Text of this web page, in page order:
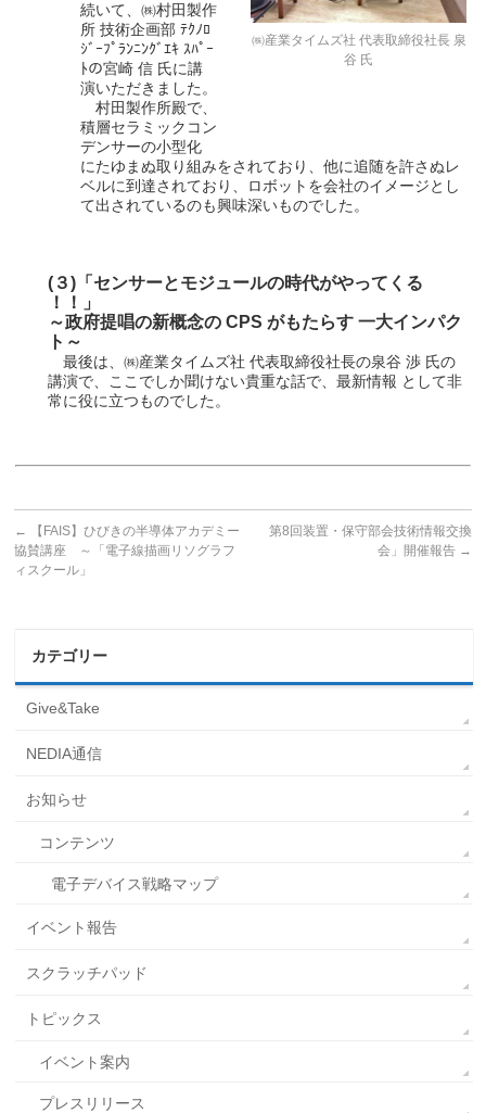
㈱産業タイムズ社 代表取締役社長 泉
谷 氏
続いて、㈱村田製作
所 技術企画部 ﾃｸﾉﾛ
ｼﾞｰﾌﾟﾗﾝﾆﾝｸﾞｴｷ ｽﾊﾟｰ
ﾄの宮崎 信 氏に講
演いただきました。
村田製作所殿で、
積層セラミックコン
デンサーの小型化
にたゆまぬ取り組みをされており、他に追随を許さぬレ
ベルに到達されており、ロボットを会社のイメージとし
て出されているのも興味深いものでした。
(３)「センサーとモジュールの時代がやってくる
！！」
～政府提唱の新概念の CPS がもたらす 一大インパク
ト～
最後は、㈱産業タイムズ社 代表取締役社長の泉谷 渉 氏の
講演で、ここでしか聞けない貴重な話で、最新情報 として非
常に役に立つものでした。
←
【FAIS】ひびきの半導体アカデミー
協賛講座 ～「電子線描画リソグラフ
ィスクール」
第8回装置・保守部会技術情報交換
会」開催報告 →
カテゴリー
Give&Take
NEDIA通信
お知らせ
コンテンツ
電子デバイス戦略マップ
イベント報告
スクラッチパッド
トピックス
イベント案内
プレスリリース